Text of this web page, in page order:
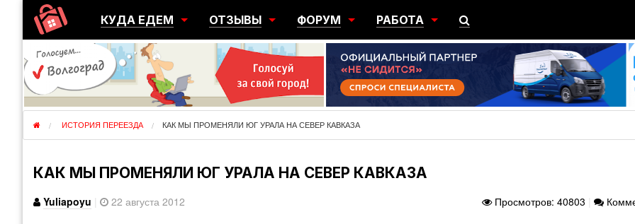
КУДА ЕДЕМ
ГОРОДА
РЕГИОНЫ
ОТЗЫВЫ
ПЕРЕЕЗДЫ
ЭМИГРАЦИЯ
ФОРУМ
ЮЖНЫЙ
РАБОТА
ПОИСК РАБОТЫ
РАЗМЕСТИТЬ ВАКАНСИЮ
ИСТОРИЯ ПЕРЕЕЗДА КАК МЫ ПРОМЕНЯЛИ ЮГ УРАЛА НА СЕВЕР КАВКАЗА
КАК МЫ ПРОМЕНЯЛИ ЮГ УРАЛА НА СЕВЕР КАВКАЗА
Yuliapoyu 22 августа 2012 Просмотров: 40803